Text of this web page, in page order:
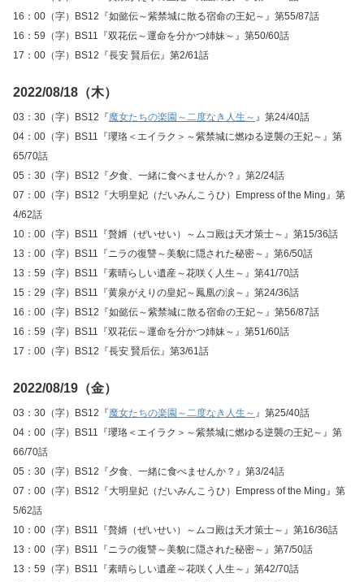
16：00（字）BS12『如懿伝～紫禁城に散る宿命の王妃～』第55/87話
16：59（字）BS11『双花伝～運命を分かつ姉妹～』第50/60話
17：00（字）BS12『長安 賢后伝』第2/61話
2022/08/18（木）
03：30（字）BS12『魔女たちの楽園～二度なき人生～ 』第24/40話
04：00（字）BS11『瓔珞＜エイラク＞～紫禁城に燃ゆる逆襲の王妃～』第
65/70話
05：30（字）BS12『夕食、一緒に食べませんか？』第2/24話
07：00（字）BS12『大明皇妃（だいみんこうひ）Empress of the Ming』第
4/62話
10：00（字）BS11『贅婿（ぜいせい）～ムコ殿は天才策士～』第15/36話
13：00（字）BS11『ニラの復讐～美貌に隠された秘密～』第6/50話
13：59（字）BS11『素晴らしい遺産～花咲く人生～』第41/70話
15：29（字）BS11『黄泉がえりの皇妃～鳳凰の涙～』第24/36話
16：00（字）BS12『如懿伝～紫禁城に散る宿命の王妃～』第56/87話
16：59（字）BS11『双花伝～運命を分かつ姉妹～』第51/60話
17：00（字）BS12『長安 賢后伝』第3/61話
2022/08/19（金）
03：30（字）BS12『魔女たちの楽園～二度なき人生～ 』第25/40話
04：00（字）BS11『瓔珞＜エイラク＞～紫禁城に燃ゆる逆襲の王妃～』第
66/70話
05：30（字）BS12『夕食、一緒に食べませんか？』第3/24話
07：00（字）BS12『大明皇妃（だいみんこうひ）Empress of the Ming』第
5/62話
10：00（字）BS11『贅婿（ぜいせい）～ムコ殿は天才策士～』第16/36話
13：00（字）BS11『ニラの復讐～美貌に隠された秘密～』第7/50話
13：59（字）BS11『素晴らしい遺産～花咲く人生～』第42/70話